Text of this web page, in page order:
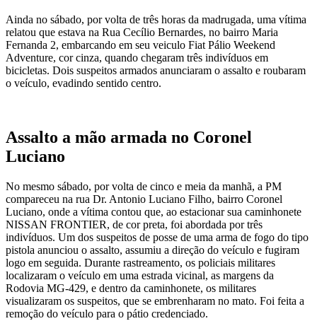
Ainda no sábado, por volta de três horas da madrugada, uma vítima
relatou que estava na Rua Cecílio Bernardes, no bairro Maria
Fernanda 2, embarcando em seu veiculo Fiat Pálio Weekend
Adventure, cor cinza, quando chegaram três indivíduos em
bicicletas. Dois suspeitos armados anunciaram o assalto e roubaram
o veículo, evadindo sentido centro.
Assalto a mão armada no Coronel
Luciano
No mesmo sábado, por volta de cinco e meia da manhã, a PM
compareceu na rua Dr. Antonio Luciano Filho, bairro Coronel
Luciano, onde a vítima contou que, ao estacionar sua caminhonete
NISSAN FRONTIER, de cor preta, foi abordada por três
indivíduos. Um dos suspeitos de posse de uma arma de fogo do tipo
pistola anunciou o assalto, assumiu a direção do veículo e fugiram
logo em seguida. Durante rastreamento, os policiais militares
localizaram o veículo em uma estrada vicinal, as margens da
Rodovia MG-429, e dentro da caminhonete, os militares
visualizaram os suspeitos, que se embrenharam no mato. Foi feita a
remoção do veículo para o pátio credenciado.